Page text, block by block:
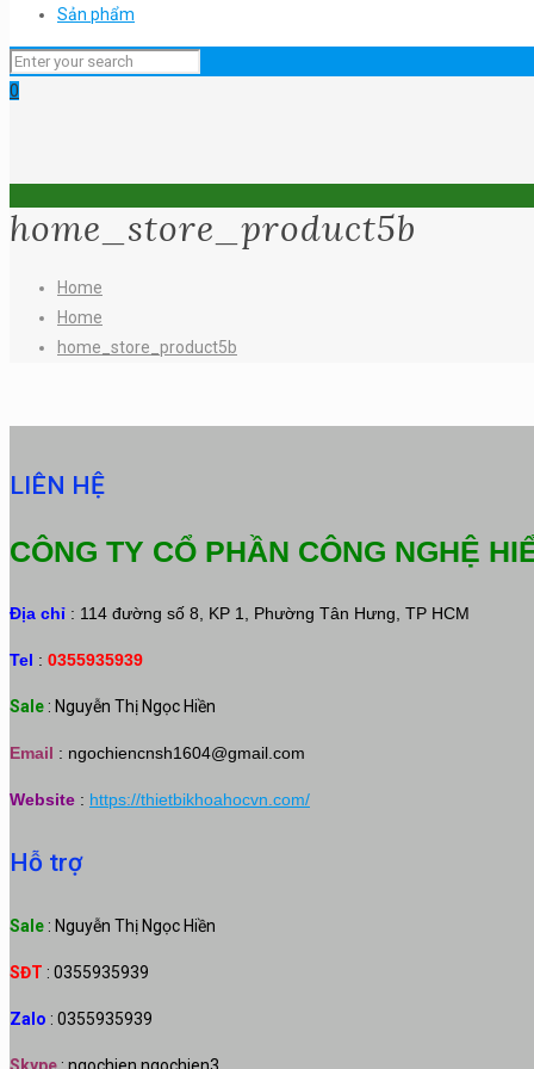
Sản phẩm
0
home_store_product5b
Home
Home
home_store_product5b
LIÊN HỆ
CÔNG TY CỔ PHẦN CÔNG NGHỆ
Địa chỉ : 114 đường số 8, KP 1, Phường Tân Hưng, TP HCM
Tel : 0355935939
Sale : Nguyễn Thị Ngọc Hiền
Email : ngochiencnsh1604@gmail.com
Website : https://thietbikhoahocvn.com/
Hỗ trợ
Sale : Nguyễn Thị Ngọc Hiền
SĐT : 0355935939
Zalo : 0355935939